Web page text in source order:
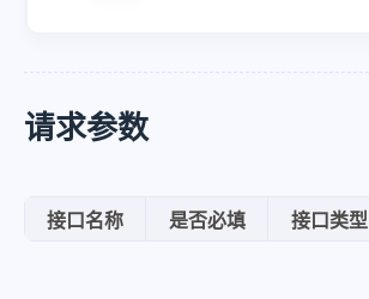
请求参数
接口名称 是否必填 接口类型